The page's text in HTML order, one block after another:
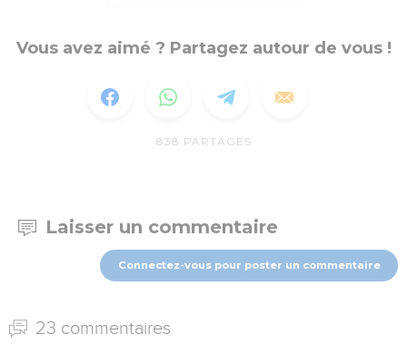
Vous avez aimé ? Partagez autour de vous !
838 PARTAGES
Laisser un commentaire
Connectez-vous pour poster un commentaire
23 commentaires